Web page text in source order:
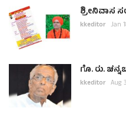
ಶ್ರೀನಿವಾಸ
kkeditor Jan
ಗೊ. ರು.
kkeditor Aug